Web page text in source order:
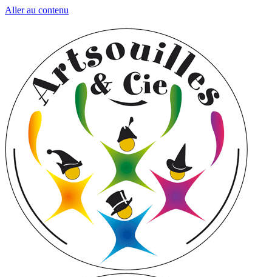
Aller au contenu